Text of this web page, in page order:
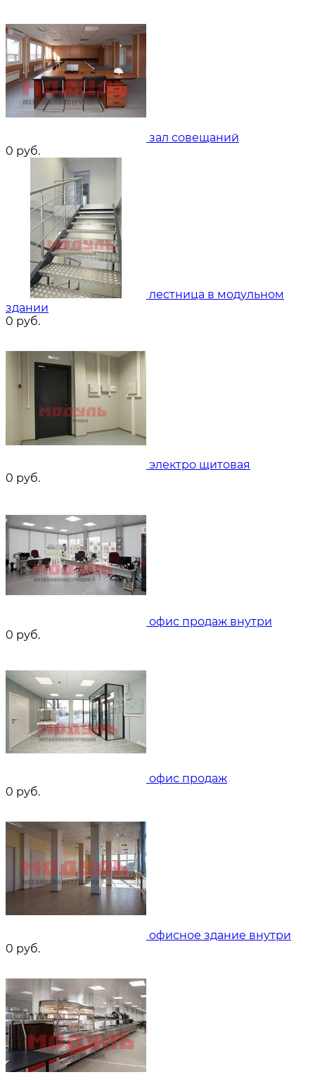
зал совещаний
0 руб.
лестница в модульном
здании
0 руб.
электро щитовая
0 руб.
офис продаж внутри
0 руб.
офис продаж
0 руб.
офисное здание внутри
0 руб.